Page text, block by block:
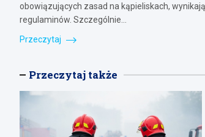
obowiązujących zasad na kąpieliskach,
regulaminów. Szczególnie…
Przeczytaj
Przeczytaj także